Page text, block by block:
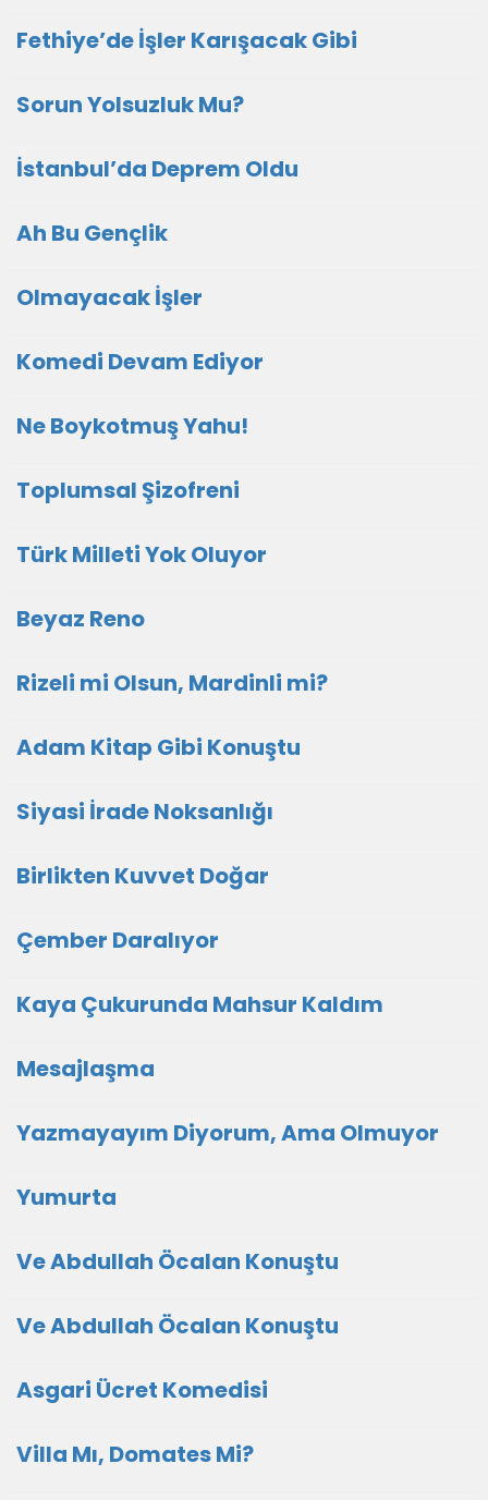
Fethiye’de İşler Karışacak Gibi
Sorun Yolsuzluk Mu?
İstanbul’da Deprem Oldu
Ah Bu Gençlik
Olmayacak İşler
Komedi Devam Ediyor
Ne Boykotmuş Yahu!
Toplumsal Şizofreni
Türk Milleti Yok Oluyor
Beyaz Reno
Rizeli mi Olsun, Mardinli mi?
Adam Kitap Gibi Konuştu
Siyasi İrade Noksanlığı
Birlikten Kuvvet Doğar
Çember Daralıyor
Kaya Çukurunda Mahsur Kaldım
Mesajlaşma
Yazmayayım Diyorum, Ama Olmuyor
Yumurta
Ve Abdullah Öcalan Konuştu
Ve Abdullah Öcalan Konuştu
Asgari Ücret Komedisi
Villa Mı, Domates Mi?